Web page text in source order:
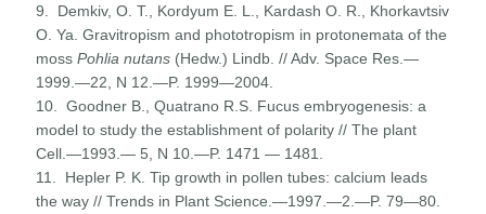
9. Demkiv, О. Т., Kordyum E. L., Kardash O. R., Khorkavtsiv
O. Ya. Gravitropism and phototropism in protonemata of the
mossPohlia nutans (Hedw.) Lindb. // Adv. Space Res.—
1999.—22, N 12.—P. 1999—2004.
10. Goodner В., Quatrano R.S. Fucus embryogenesis: a
model to study the establishment of polarity // The plant
Cell.—1993.— 5, N 10.—P. 1471 — 1481.
11. Hepler P. K. Tip growth in pollen tubes: calcium leads
the way // Trends in Plant Science.—1997.—2.—P. 79—80.